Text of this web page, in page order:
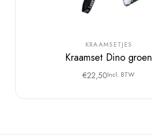
KRAAMSETJES
Kraamset Dino groen
€22,50Incl. BTW